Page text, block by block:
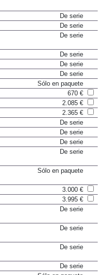
De serie
De serie
De serie
De serie
De serie
Sólo en paquete
670 €
2.085 €
2.365 €
De serie
De serie
De serie
3.000 €
3.995 €